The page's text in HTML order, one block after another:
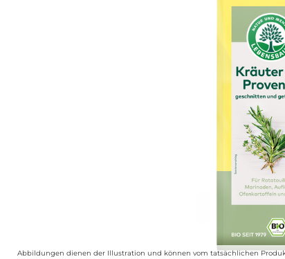
Abbildungen dienen der Illustration und können vom tatsächlichen